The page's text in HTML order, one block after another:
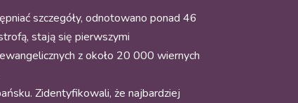
szczegóły, odnotowano ponad 46
stają się pierwszymi
z około 20 000 wiernych
Zidentyfikowali, że najbardziej